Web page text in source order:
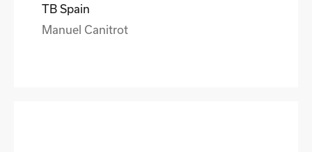
TB Spain
Manuel Canitrot